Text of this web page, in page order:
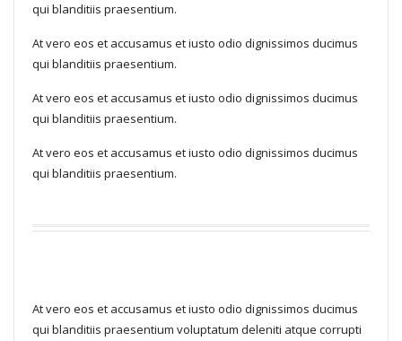
qui blanditiis praesentium.
At vero eos et accusamus et iusto odio dignissimos ducimus
qui blanditiis praesentium.
At vero eos et accusamus et iusto odio dignissimos ducimus
qui blanditiis praesentium.
At vero eos et accusamus et iusto odio dignissimos ducimus
qui blanditiis praesentium.
At vero eos et accusamus et iusto odio dignissimos ducimus
qui blanditiis praesentium voluptatum deleniti atque corrupti